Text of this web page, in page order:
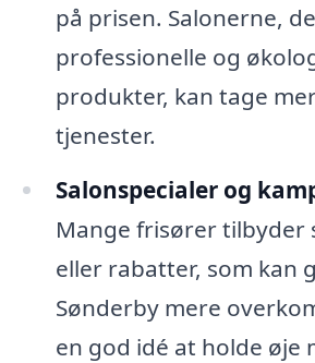
på prisen. Salonerne,
professionelle og
produkter, kan tage
tjenester.
Salonspecialer og
Mange frisører
eller rabatter, som kan
Sønderby mere
en god idé at holde øje